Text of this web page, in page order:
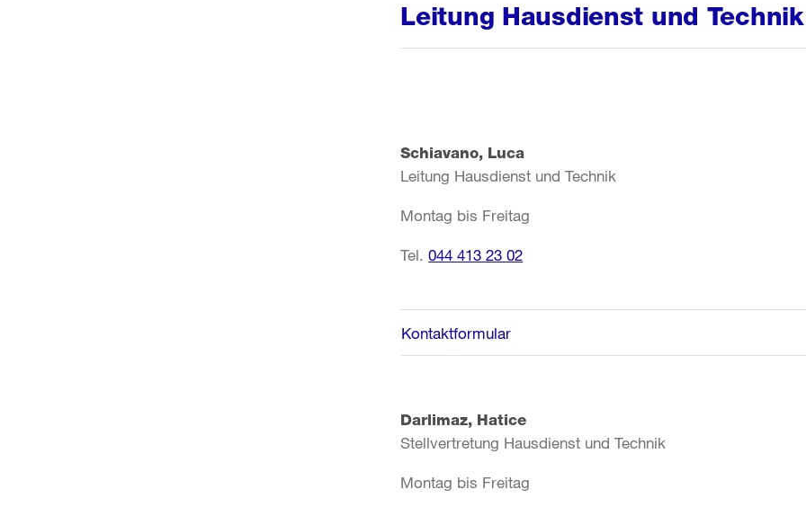
Leitung Hausdienst und Technik
Schiavano, Luca
Leitung Hausdienst und Technik
Montag bis Freitag
Tel.044 413 23 02
Kontaktformular
Darlimaz, Hatice
Stellvertretung Hausdienst und Technik
Montag bis Freitag